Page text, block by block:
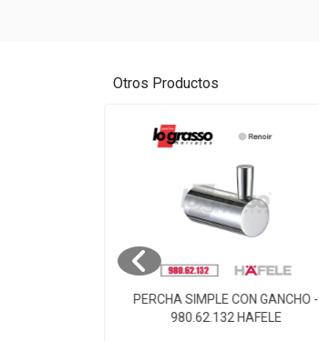
Otros Productos
PERCHA SIMPLE CON GANCHO -
980.62.132 HAFELE